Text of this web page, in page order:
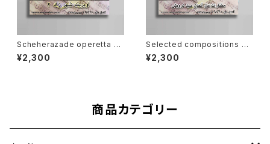
Scheherazade operetta 2
¥2,300
Selected compositions of
Sayed Darwish サイード・ダ
ルウィッシュ作曲集 (مختارات م
¥2,300
商品カテゴリー